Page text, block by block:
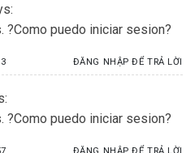
?Como puedo iniciar sesion?
ĐĂNG NHẬP ĐỂ TRẢ LỜI
?Como puedo iniciar sesion?